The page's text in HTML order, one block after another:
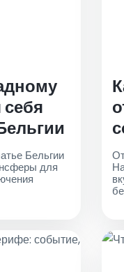
себя
Бельгии
для